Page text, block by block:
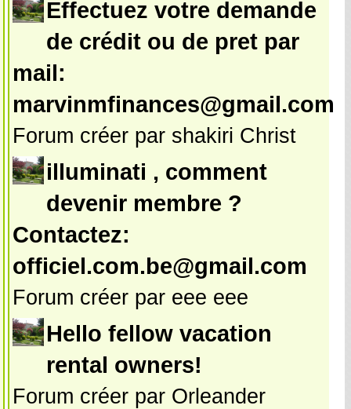
Effectuez votre demande
de crédit ou de pret par
mail:
marvinmfinances@gmail.com
Forum créer par shakiri Christ
illuminati , comment
devenir membre ?
Contactez:
officiel.com.be@gmail.com
Forum créer par eee eee
Hello fellow vacation
rental owners!
Forum créer par Orleander